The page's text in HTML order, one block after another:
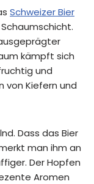
Schweizer Bier
kämpft sich
und
Kiefern und
Dass das Bier
man ihm an
Der Hopfen
Aromen